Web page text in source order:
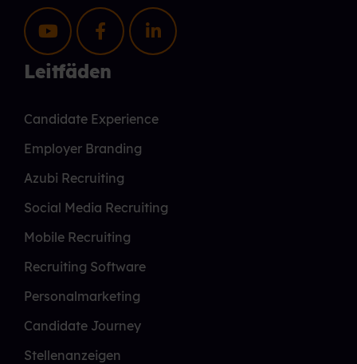
Leitfäden
Candidate Experience
Employer Branding
Azubi Recruiting
Social Media Recruiting
Mobile Recruiting
Recruiting Software
Personalmarketing
Candidate Journey
Stellenanzeigen